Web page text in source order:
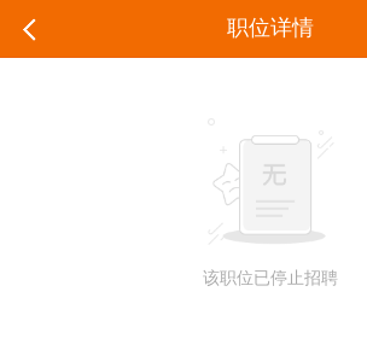
职位详情
该职位已停止招聘